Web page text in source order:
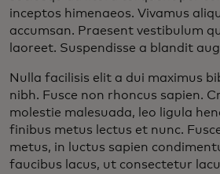
inceptos himenaeos. Vivamus
accumsan. Praesent vestibulum
laoreet. Suspendisse a blandit
Nulla facilisis elit a dui maximus
nibh. Fusce non rhoncus sapien.
molestie malesuada, leo ligula
finibus metus lectus et nunc.
metus, in luctus sapien
faucibus lacus, ut consectetur